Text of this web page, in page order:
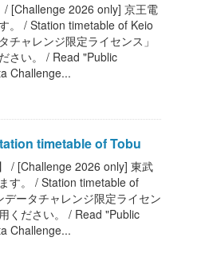
/ [Challenge 2026 only] 京王電
。 / Station timetable of Keio
チャレンジ限定ライセンス」
さい。 / Read "Public
Challenge...
timetable of Tobu
/ [Challenge 2026 only] 東武
す。 / Station timetable of
ータチャレンジ限定ライセン
ください。 / Read "Public
Challenge...